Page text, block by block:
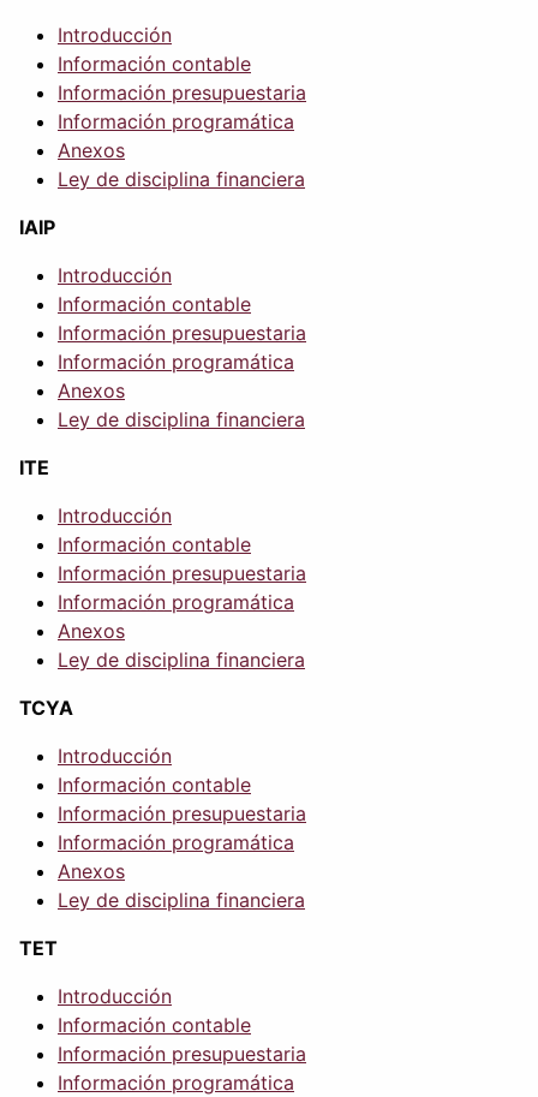
Introducción
Información contable
Información presupuestaria
Información programática
Anexos
Ley de disciplina financiera
IAIP
Introducción
Información contable
Información presupuestaria
Información programática
Anexos
Ley de disciplina financiera
ITE
Introducción
Información contable
Información presupuestaria
Información programática
Anexos
Ley de disciplina financiera
TCYA
Introducción
Información contable
Información presupuestaria
Información programática
Anexos
Ley de disciplina financiera
TET
Introducción
Información contable
Información presupuestaria
Información programática